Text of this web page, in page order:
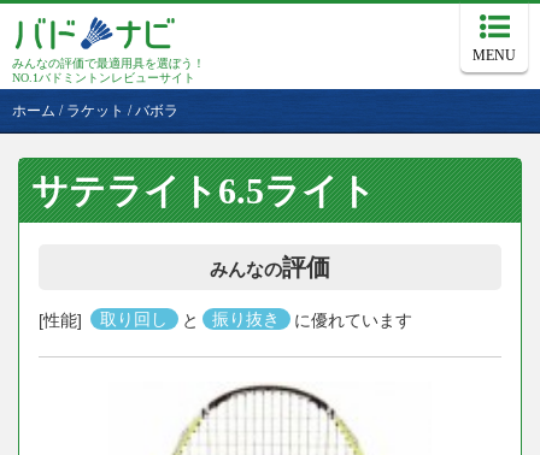
みんなの評価で最適用具を選ぼう！
NO.1バドミントンレビューサイト
MENU
ホーム / ラケット /バボラ
サテライト6.5ライト
みんなの評価
[性能] 取り回し と 振り抜き に優れています